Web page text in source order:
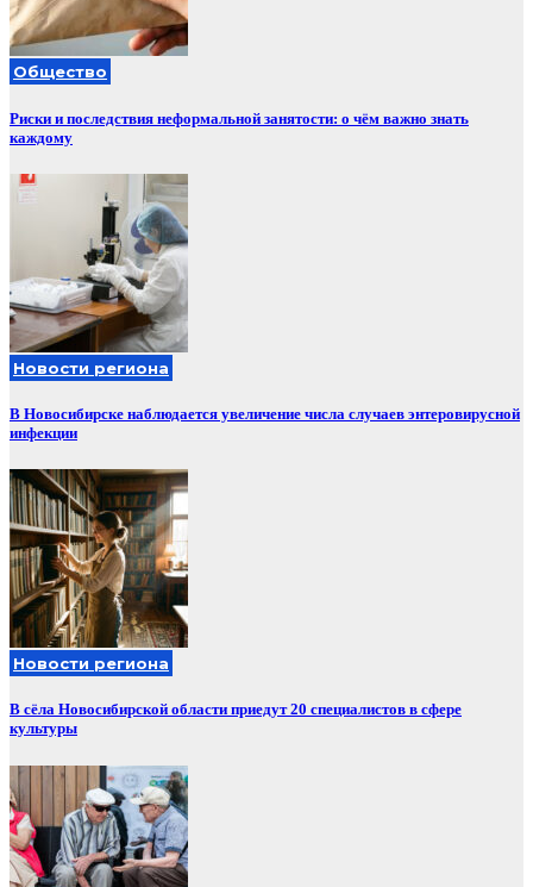
Общество
Риски и последствия неформальной занятости: о чём важно знать
каждому
Новости региона
В Новосибирске наблюдается увеличение числа случаев энтеровирусной
инфекции
Новости региона
В сёла Новосибирской области приедут 20 специалистов в сфере
культуры